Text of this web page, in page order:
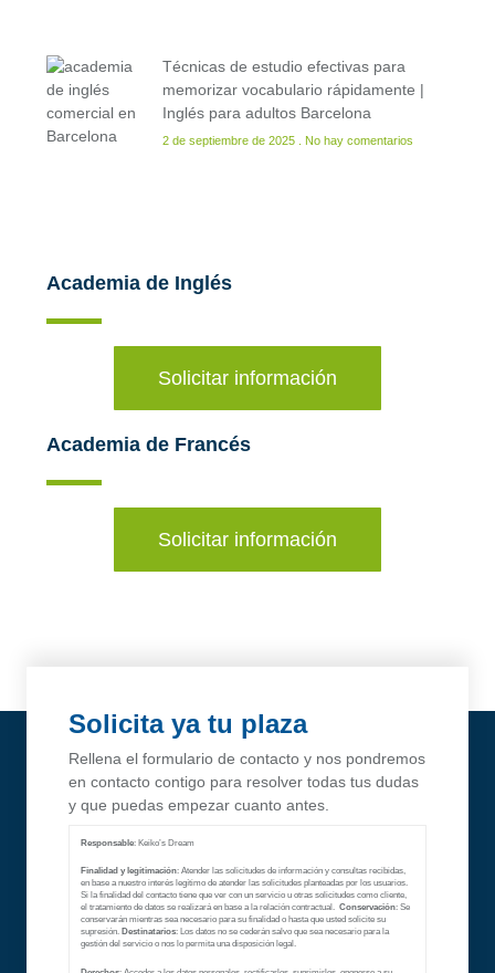
Técnicas de estudio efectivas para
memorizar vocabulario rápidamente |
Inglés para adultos Barcelona
2 de septiembre de 2025 No hay comentarios
Academia de Inglés
Solicitar información
Academia de Francés
Solicitar información
Solicita ya tu plaza
Rellena el formulario de contacto y nos pondremos
en contacto contigo para resolver todas tus dudas
y que puedas empezar cuanto antes.
Responsable: Keiko’s Dream
Finalidad y legitimación: Atender las solicitudes de información y consultas recibidas,
en base a nuestro interés legítimo de atender las solicitudes planteadas por los usuarios.
Si la finalidad del contacto tiene que ver con un servicio u otras solicitudes como cliente,
el tratamiento de datos se realizará en base a la relación contractual. Conservación: Se
conservarán mientras sea necesario para su finalidad o hasta que usted solicite su
supresión. Destinatarios: Los datos no se cederán salvo que sea necesario para la
gestión del servicio o nos lo permita una disposición legal.